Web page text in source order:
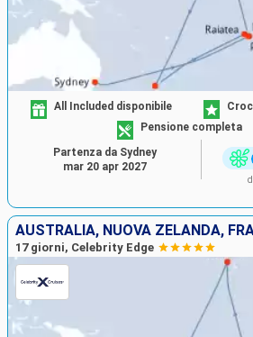
All Included disponibile
Pensione completa
Partenza da Sydney
mar 20 apr 2027
AUSTRALIA, NUOVA ZELANDA,
17 giorni, Celebrity Edge